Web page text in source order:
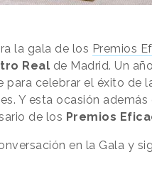
la gala de los Premios
Real de Madrid. Un
para celebrar el éxito de
Y esta ocasión
de los Premios
en la Gala y